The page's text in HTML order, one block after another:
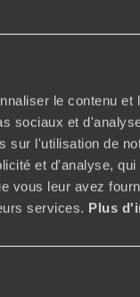
le contenu et
sociaux et
sur l'utilisation de
et d'analyse,
vous leur avez
services. Plus